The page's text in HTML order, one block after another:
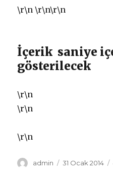
\r\n \r\n\r\n
İçerik saniye
gösterilecek
\r\n
\r\n
\r\n
Yazar
admin
Yayın
31 Ocak 2014